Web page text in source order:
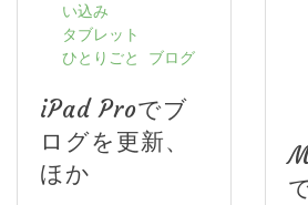
い込み
タブレット
ひとりごと
ブログ
iPad Proでブ
ログを更新、
ほか